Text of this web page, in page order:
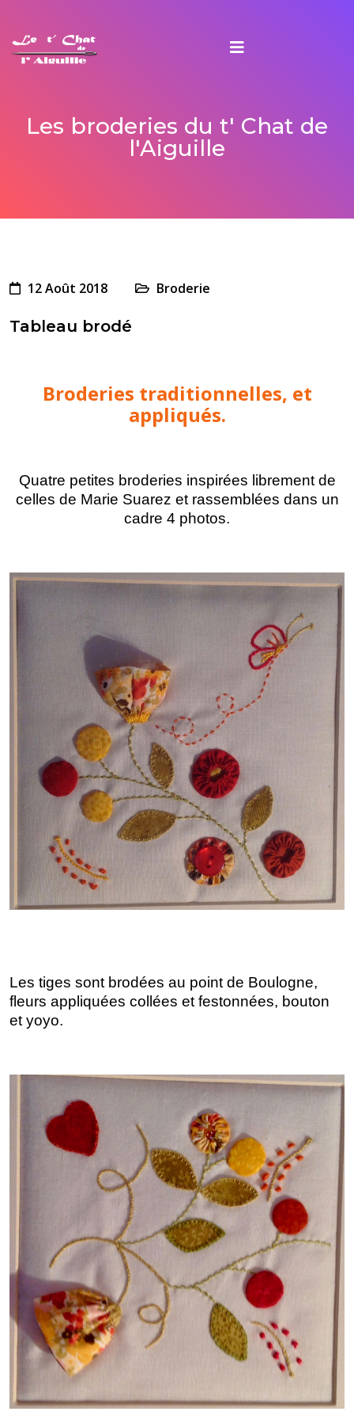
Les broderies du t' Chat de
l'Aiguille
Broderie
12 Août 2018
Tableau brodé
Broderies traditionnelles, et
appliqués.
Quatre petites broderies inspirées librement de
celles de Marie Suarez et rassemblées dans un
cadre 4 photos.
Les tiges sont brodées au point de Boulogne,
fleurs appliquées collées et festonnées, bouton
et yoyo.